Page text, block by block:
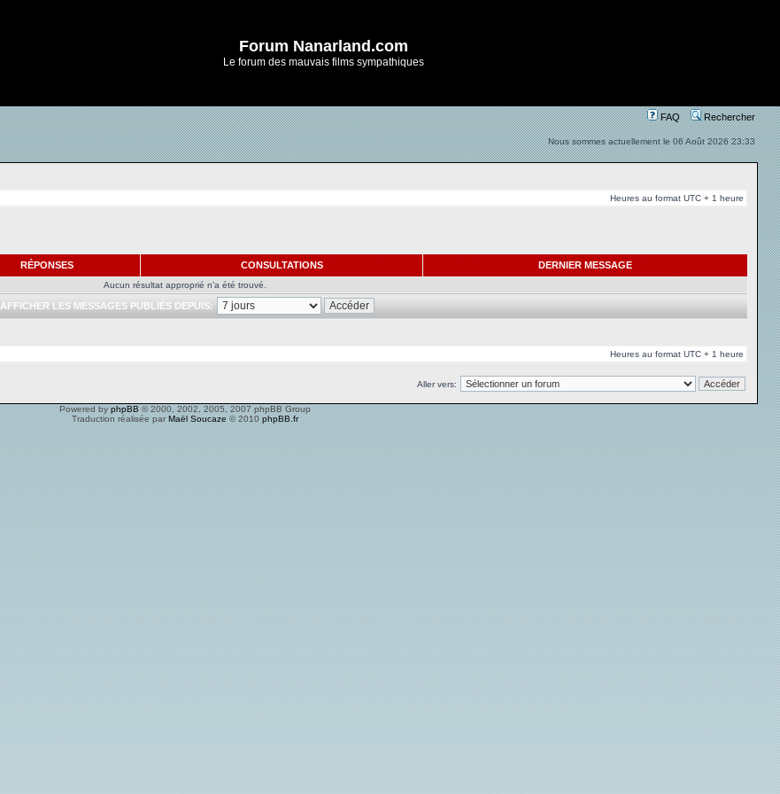
Forum Nanarland.com
Le forum des mauvais films sympathiques
FAQ Rechercher
Nous sommes actuellement le 06 Août 2026 23:33
Heures au format UTC + 1 heure
RÉPONSES CONSULTATIONS DERNIER MESSAGE
Aucun résultat approprié n’a été trouvé.
AFFICHER LES MESSAGES PUBLIÉS DEPUIS:
Heures au format UTC + 1 heure
Aller vers:
Powered byphpBB© 2000, 2002, 2005, 2007 phpBB Group
Traduction réalisée parMaël Soucaze© 2010phpBB.fr